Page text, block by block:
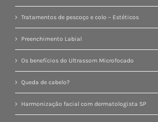
Tratamentos de pescoço e colo – Estéticos
Preenchimento Labial
Os benefícios do Ultrassom Microfocado
Queda de cabelo?
Harmonização facial com dermatologista SP